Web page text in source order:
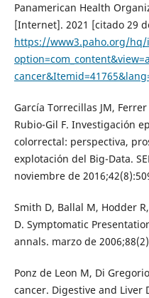
Panamerican Health
[Internet]. 2021 [citado 29
https://www3.paho.org/hq/
García Torrecillas JM,
Rubio-Gil F. Investigación
colorrectal: perspectiva,
explotación del Big-Data.
noviembre de
Smith D, Ballal M, Hodder
D. Symptomatic
annals. marzo de
Ponz de Leon M, Di
cancer. Digestive and Liver